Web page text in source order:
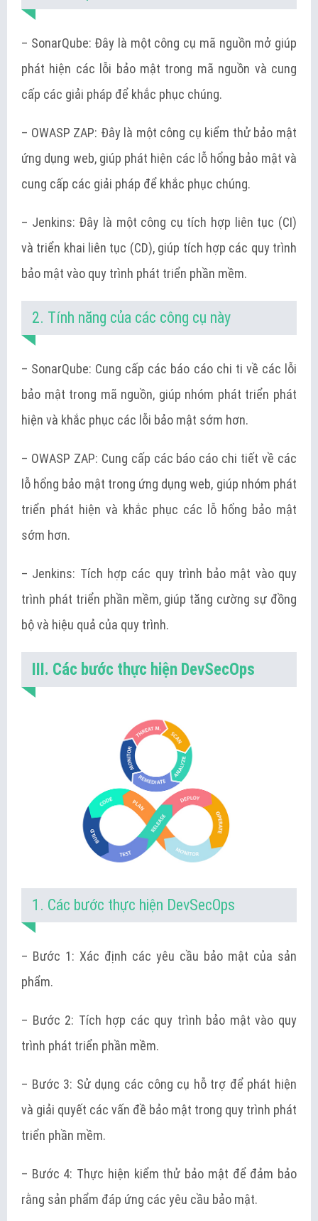
– SonarQube: Đây là một công cụ mã nguồn mở giúp
phát hiện các lỗi bảo mật trong mã nguồn và cung
cấp các giải pháp để khắc phục chúng.
– OWASP ZAP: Đây là một công cụ kiểm thử bảo mật
ứng dụng web, giúp phát hiện các lỗ hổng bảo mật và
cung cấp các giải pháp để khắc phục chúng.
– Jenkins: Đây là một công cụ tích hợp liên tục (CI)
và triển khai liên tục (CD), giúp tích hợp các quy trình
bảo mật vào quy trình phát triển phần mềm.
2. Tính năng của các công cụ này
– SonarQube: Cung cấp các báo cáo chi ti về các lỗi
bảo mật trong mã nguồn, giúp nhóm phát triển phát
hiện và khắc phục các lỗi bảo mật sớm hơn.
– OWASP ZAP: Cung cấp các báo cáo chi tiết về các
lỗ hổng bảo mật trong ứng dụng web, giúp nhóm phát
triển phát hiện và khắc phục các lỗ hổng bảo mật
sớm hơn.
– Jenkins: Tích hợp các quy trình bảo mật vào quy
trình phát triển phần mềm, giúp tăng cường sự đồng
bộ và hiệu quả của quy trình.
III. Các bước thực hiện DevSecOps
1. Các bước thực hiện DevSecOps
– Bước 1: Xác định các yêu cầu bảo mật của sản
phẩm.
– Bước 2: Tích hợp các quy trình bảo mật vào quy
trình phát triển phần mềm.
– Bước 3: Sử dụng các công cụ hỗ trợ để phát hiện
và giải quyết các vấn đề bảo mật trong quy trình phát
triển phần mềm.
– Bước 4: Thực hiện kiểm thử bảo mật để đảm bảo
rằng sản phẩm đáp ứng các yêu cầu bảo mật.